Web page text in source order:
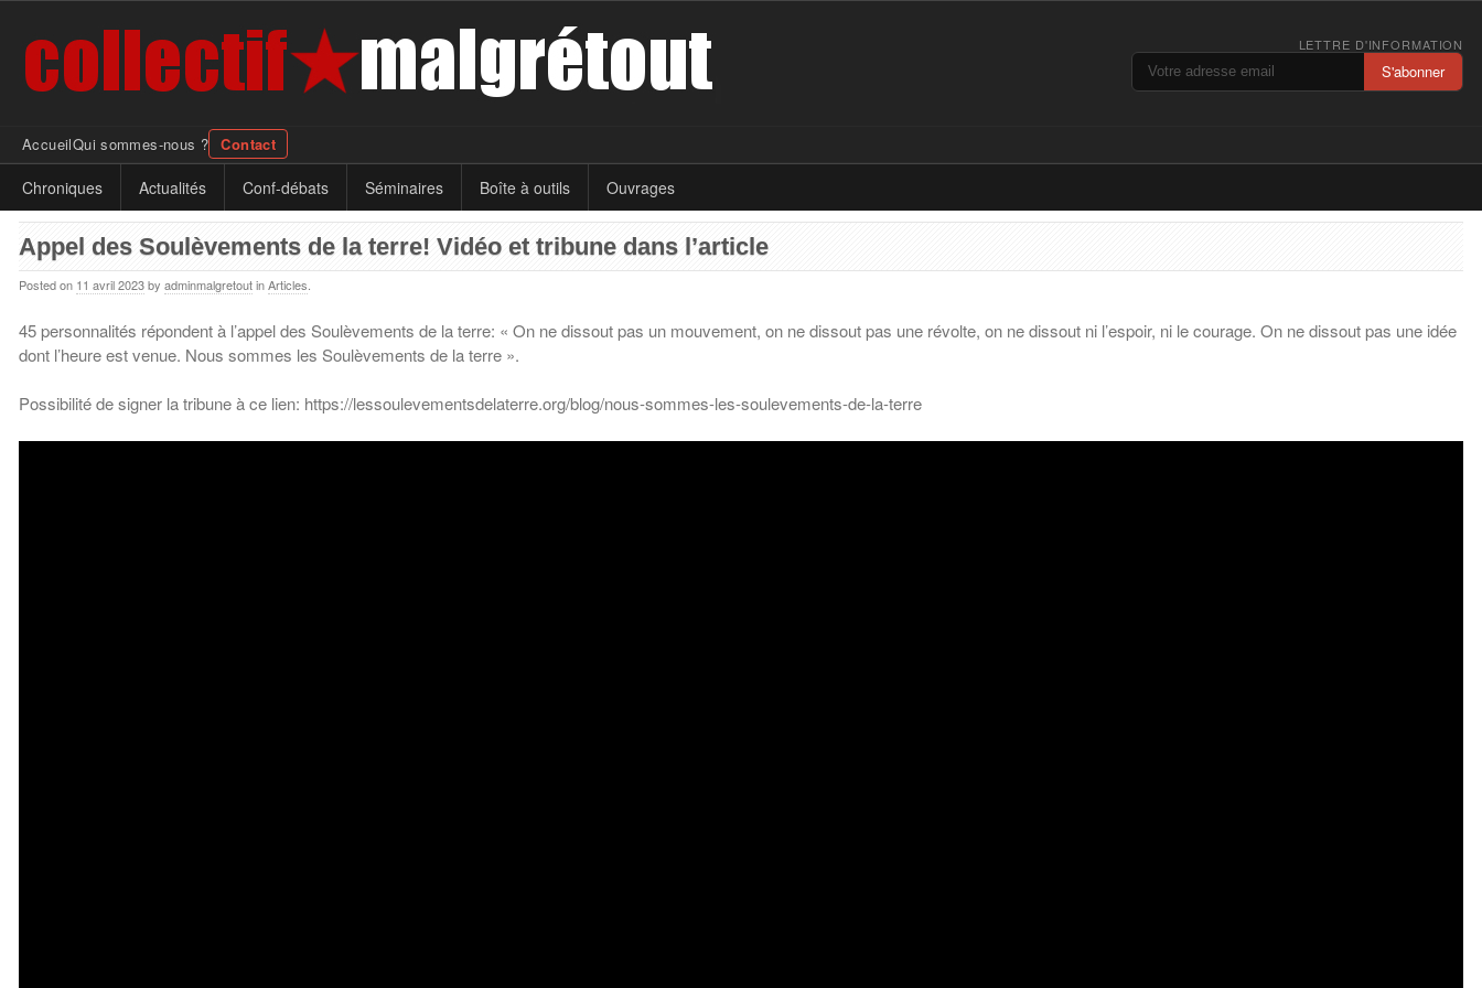
LETTRE D'INFORMATION
S'abonner
AccueilQui sommes-nous ? Contact
Chroniques Actualités Conf-débats Séminaires Boîte à outils Ouvrages
Appel des Soulèvements de la terre! Vidéo et tribune dans l’article
Posted on 11 avril 2023by adminmalgretout in Articles
45 personnalités répondent à l’appel des Soulèvements de la terre: « On ne dissout pas un mouvement, on ne dissout pas une révolte, on ne dissout ni l’espoir, ni le courage. On ne dissout pas une idée
dont l’heure est venue. Nous sommes les Soulèvements de la terre ».
Possibilité de signer la tribune à ce lien: https://lessoulevementsdelaterre.org/blog/nous-sommes-les-soulevements-de-la-terre